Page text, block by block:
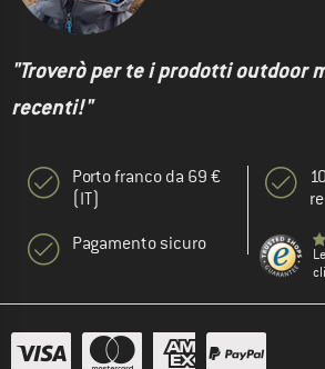
"Troverò per te i prodotti outdoor
recenti!"
Porto franco da 69 €
(IT)
Pagamento sicuro